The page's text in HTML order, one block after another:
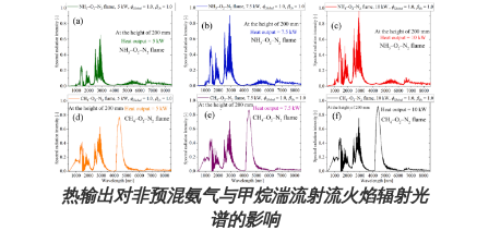
热输出对非预混氨气与甲烷湍流射流火焰辐射光
谱的影响